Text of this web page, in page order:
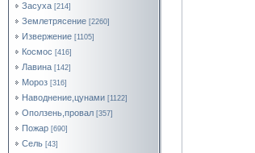
Засуха [214]
Землетрясение [2260]
Извержение [1105]
Космос [416]
Лавина [142]
Мороз [316]
Наводнение,цунами [1122]
Оползень,провал [357]
Пожар [690]
Сель [43]